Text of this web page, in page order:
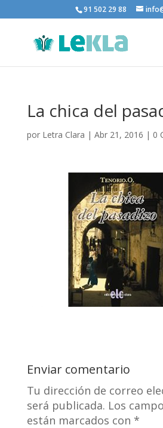
91 502 29 88
La chica del
por Letra Clara | Abr 21, 2016 | 0
Enviar comentario
Tu dirección de correo
será publicada. Los
están marcados con *